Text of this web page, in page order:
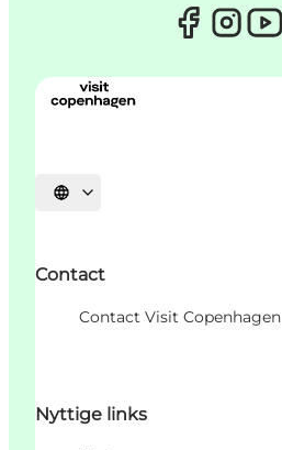
Sprache auswählen
Contact
Contact Visit Copenhagen
Nyttige links